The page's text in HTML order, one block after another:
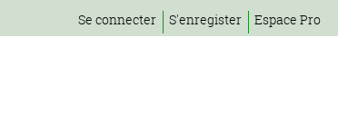
Se connecter S'enregister Espace Pro